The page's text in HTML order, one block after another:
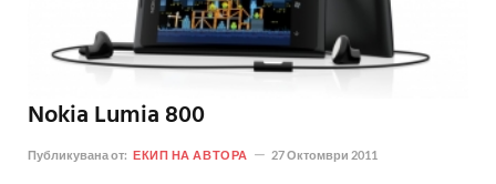
Nokia Lumia 800
Публикувана от: ЕКИП НА АВТОРА 27 Октомври 2011